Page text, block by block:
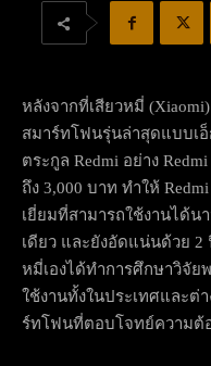
หลังจากที่เสียวหมี่
สมาร์ทโฟนรุ่นล่าสุดแบบเ
ตระกูล Redmi อย่าง
ถึง 3,000 บาท ทำให้
เยี่ยมที่สามารถใช้งานได้น
เดียว และยังอัดแน่นด้วย
หมี่เองได้ทำการศึกษาวิจั
ใช้งานทั้งในประเทศและต่
ร์ทโฟนที่ตอบโจทย์ความต้